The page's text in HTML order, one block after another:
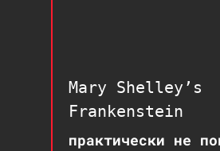
Mary Shelley’s
Frankenstein
практически не